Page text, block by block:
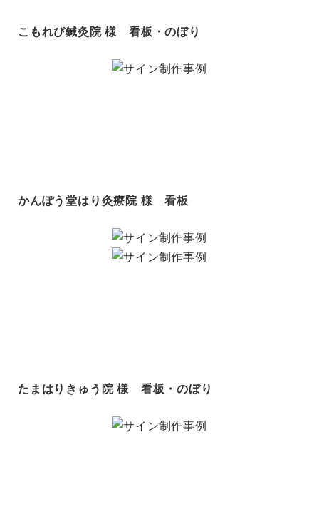
こもれび鍼灸院 様 看板・のぼり
かんぽう堂はり灸療院 様 看板
たまはりきゅう院 様 看板・のぼり